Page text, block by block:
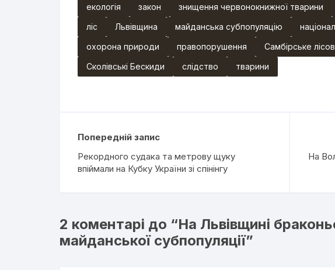
екологія
закон знищення червонокнижної тварини
ліс
Львівщина майданська субпопуляцію
охорона природи
правопорушення
Самбірське
Сколівські Бескиди
слідство тварини
Попередній запис
Рекордного судака та метрову щуку
впіймали на Кубку України зі спінінгу
На
2 коментарі до “На Львівщині
майданської субпопуляції”